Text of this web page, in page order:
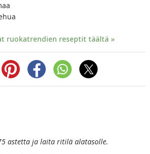
ruokatrendien reseptit täältä »
astetta ja laita ritilä alatasolle.